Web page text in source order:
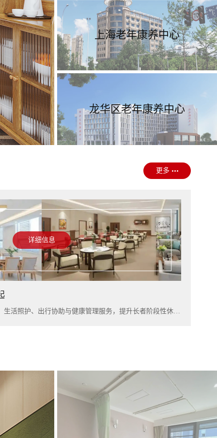
上海老年康养中心
龙华区老年康养中心
更多
详细信息